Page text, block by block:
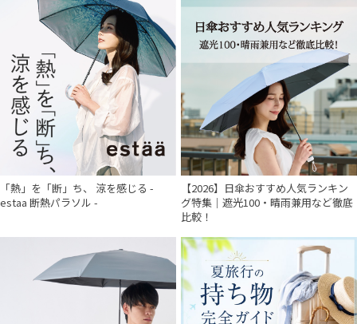
件
「熱」を「断」ち、 涼を感じる -
estaa 断熱パラソル -
【2026】日傘おすすめ人気ランキン
グ特集｜遮光100・晴雨兼用など徹底
比較！